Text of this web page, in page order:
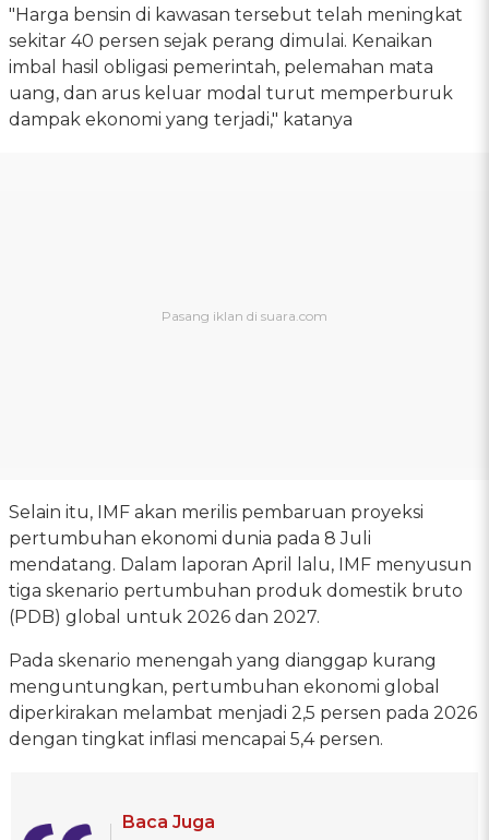
"Harga bensin di kawasan tersebut telah meningkat
sekitar 40 persen sejak perang dimulai. Kenaikan
imbal hasil obligasi pemerintah, pelemahan mata
uang, dan arus keluar modal turut memperburuk
dampak ekonomi yang terjadi," katanya
Selain itu, IMF akan merilis pembaruan proyeksi
pertumbuhan ekonomi dunia pada 8 Juli
mendatang. Dalam laporan April lalu, IMF menyusun
tiga skenario pertumbuhan produk domestik bruto
(PDB) global untuk 2026 dan 2027.
Pada skenario menengah yang dianggap kurang
menguntungkan, pertumbuhan ekonomi global
diperkirakan melambat menjadi 2,5 persen pada 2026
dengan tingkat inflasi mencapai 5,4 persen.
Baca Juga